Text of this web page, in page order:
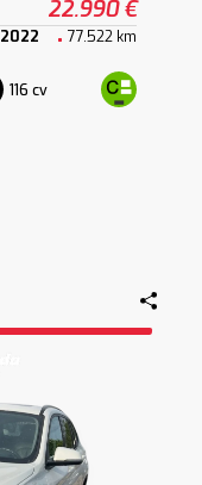
22.990 €
2022 77.522 km
116 cv